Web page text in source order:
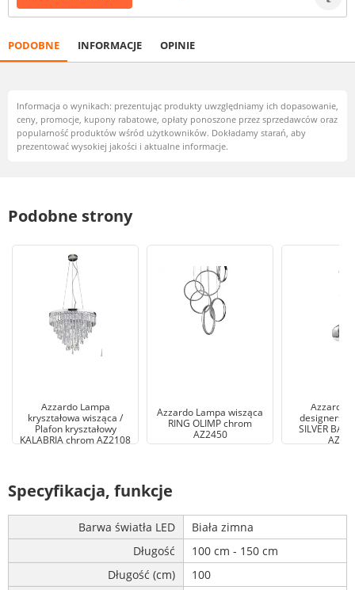
PODOBNE INFORMACJE OPINIE
Informacja o wynikach: prezentując produkty uwzględniamy ich dopasowanie,
ceny, promocje, kupony rabatowe, opłaty ponoszone przez sprzedawców oraz
popularność produktów wśród użytkowników. Dokładamy starań, aby
prezentować wysokiej jakości i aktualne informacje.
Podobne strony
Azzardo Lampa
kryształowa wisząca /
Plafon kryształowy
KALABRIA chrom AZ2108
Azzardo Lampa wisząca
RING OLIMP chrom
AZ2450
Azzardo
SILVER
Specyfikacja, funkcje
Barwa światła LED
Biała zimna
Długość
100 cm - 150 cm
Długość (cm)
100